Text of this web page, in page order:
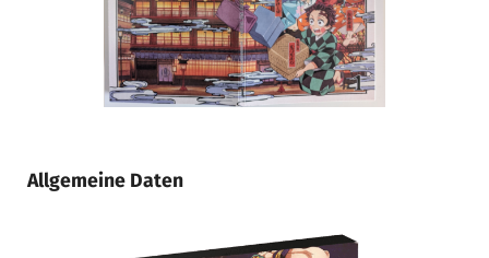
Allgemeine Daten